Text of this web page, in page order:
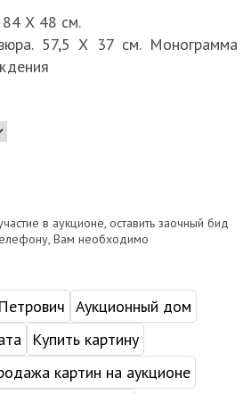
84 Х 48 см.
57,5 Х 37 см. Монограмма
в аукционе, оставить заочный бид
Вам необходимо
Аукционный дом
Купить картину
картин на аукционе